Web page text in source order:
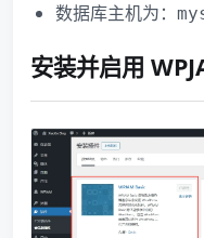
数据库主机为：
安装并启用